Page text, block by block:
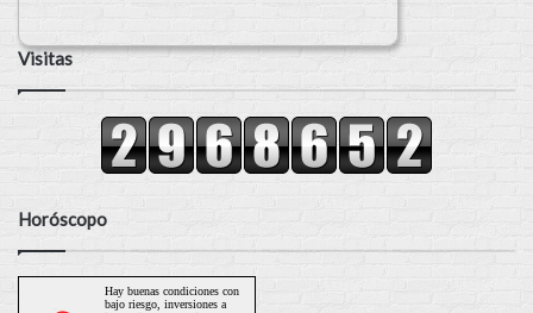
Visitas
Horóscopo